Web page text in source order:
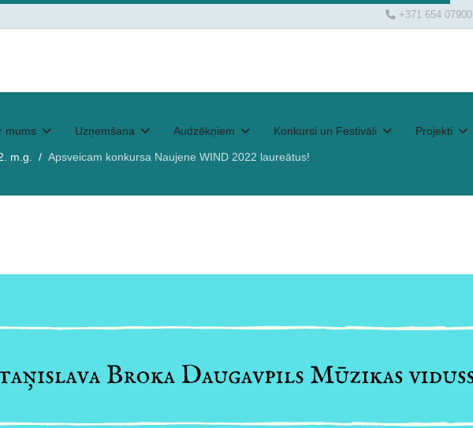
+371 654 07900
mums Uzņemšana Audzēkņiem Konkursi un Festivāli Projekti
m.g. Apsveicam konkursa Naujene WIND 2022 laureātus!